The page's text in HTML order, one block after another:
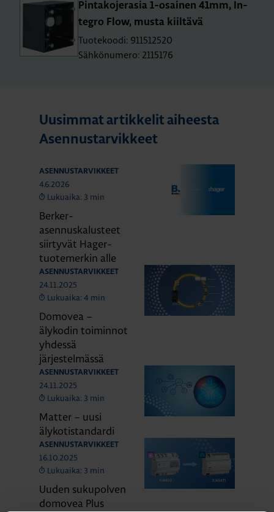
Pin­ta­ko­je­ra­sia 1-osai­nen 41mm, In­
tegro Flow, musta kiil­tä­vä
Tuotekoodi: 911512520
Sähkönumero: 2115176
Uusimmat artikkelit aiheesta
Asennustarvikkeet
ASENNUSTARVIKKEET
4.6.2026
Lukuaika: 3 min
Berker-
asennuskalusteet
siirtyvät Hager-
tuotemerkin alle
ASENNUSTARVIKKEET
24.11.2025
Lukuaika: 4 min
Domovea –
älykodin toiminnot
yhdessä
järjestelmässä
ASENNUSTARVIKKEET
24.11.2025
Lukuaika: 3 min
Matter – uusi
älykotistandardi
ASENNUSTARVIKKEET
16.10.2025
Lukuaika: 3 min
Uuden sukupolven
domovea Plus